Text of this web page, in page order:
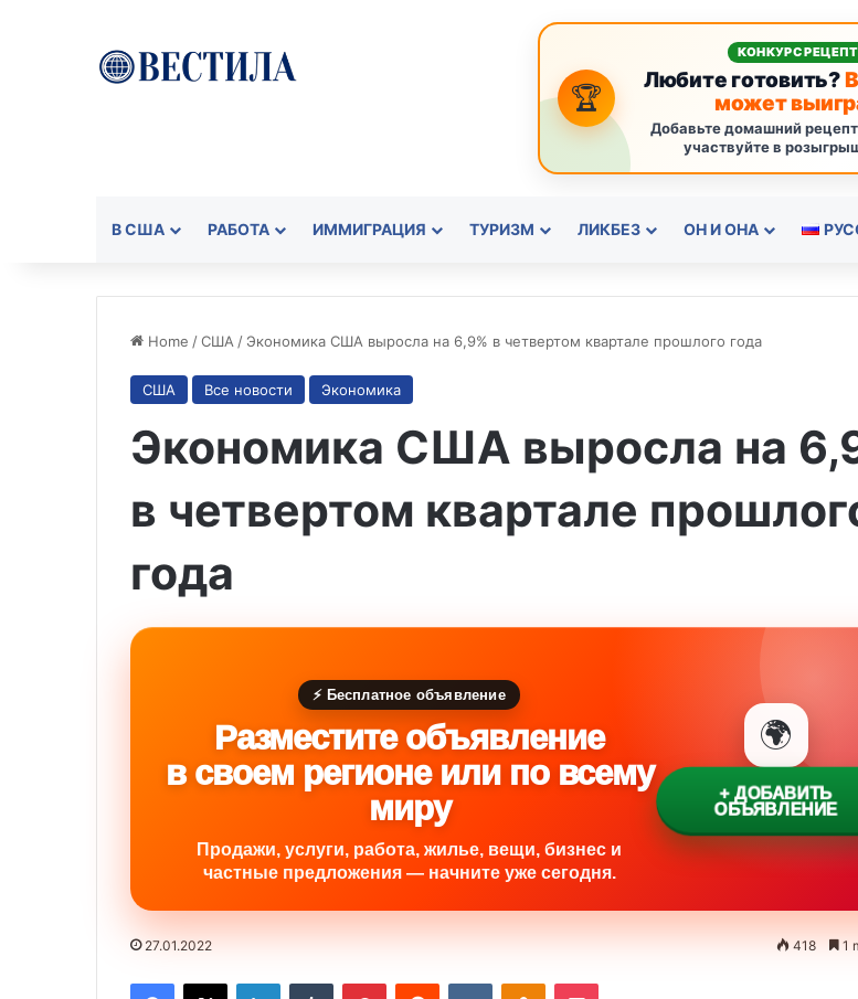
🏆
КОНКУРС
Любите готовить?
может
Добавьте домашний рецепт
участвуйте в
В США РАБОТА ИММИГРАЦИЯ ТУРИЗМ ЛИКБЕЗ ОН И ОНА
Home /США / Экономика США выросла на 6,9% в четвертом квартале прошлого года
США Все новости Экономика
Экономика США выросла на
в четвертом квартале
года
⚡ Бесплатное объявление
Разместите объявление
в своем регионе или по всему
миру
Продажи, услуги, работа, жилье, вещи, бизнес и
частные предложения — начните уже сегодня.
🌍
+ ДОБАВИТЬ
ОБЪЯВЛЕНИЕ
27.01.2022 418 1